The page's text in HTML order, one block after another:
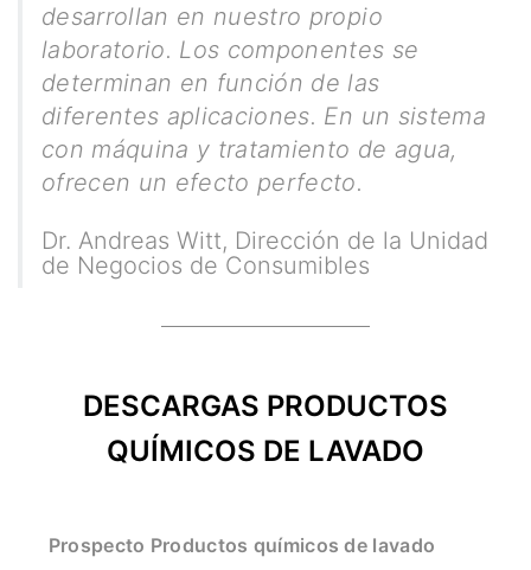
desarrollan en nuestro propio
laboratorio. Los componentes se
determinan en función de las
diferentes aplicaciones. En un sistema
con máquina y tratamiento de agua,
ofrecen un efecto perfecto.
Dr. Andreas Witt, Dirección de la Unidad
de Negocios de Consumibles
DESCARGAS PRODUCTOS
QUÍMICOS DE LAVADO
Prospecto Productos químicos de lavado